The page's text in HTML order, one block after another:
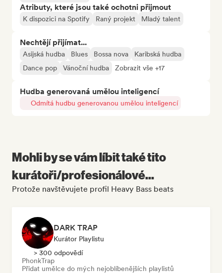
Atributy, které jsou také ochotni přijmout
K dispozici na Spotify Raný projekt Mladý talent
Nechtějí přijímat...
Asijská hudba Blues Bossa nova
Karibská hudba
Dance pop
Vánoční hudba Zobrazit vše +17
Hudba generovaná umělou inteligencí
Odmítá hudbu generovanou umělou inteligencí
Mohli by se vám líbit také tito
kurátoři/profesionálové...
Protože navštěvujete profil Heavy Bass beats
DARK TRAP
Kurátor Playlistu
> 300 odpovědí
PhonkTrap
Přidat umělce do mých nejoblíbenějších playlistů